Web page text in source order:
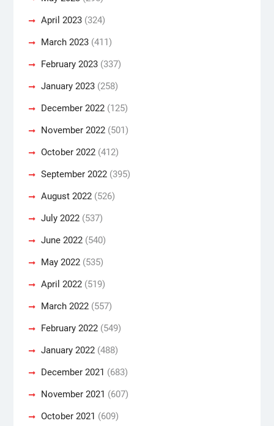
April 2023(324)
March 2023(411)
February 2023(337)
January 2023(258)
December 2022(125)
November 2022(501)
October 2022(412)
September 2022(395)
August 2022(526)
July 2022(537)
June 2022(540)
May 2022(535)
April 2022(519)
March 2022(557)
February 2022(549)
January 2022(488)
December 2021 (683)
November 2021 (607)
October 2021 (609)